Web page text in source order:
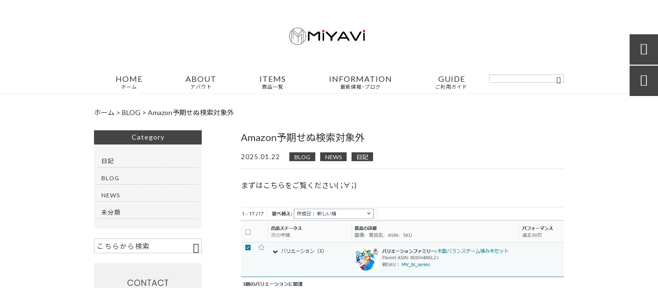
HOME
ホーム
ABOUT
アバウト
ITEMS
商品一覧
INFORMATION
最新情報・ブログ
GUIDE
ご利用ガイド
ホーム > BLOG > Amazon予期せぬ検索対象外
Amazon予期せぬ検索対象外
2025.01.22 BLOG NEWS 日記
まずはこちらをご覧ください( ；∀；)
Category
日記
BLOG
NEWS
未分類

